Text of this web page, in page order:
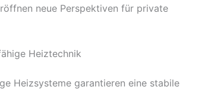
neue Perspektiven für private
Heiztechnik
Heizsysteme garantieren eine stabile